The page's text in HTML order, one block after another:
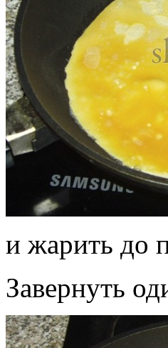
и жарить до
Завернуть